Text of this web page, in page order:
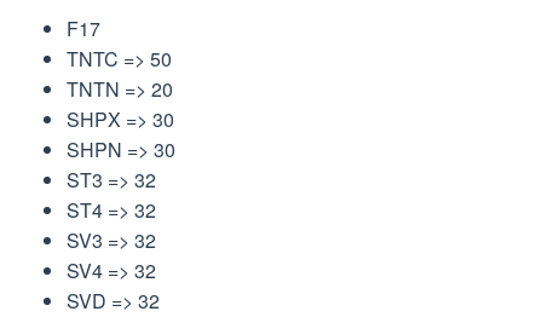
F17
TNTC => 50
TNTN => 20
SHPX => 30
SHPN => 30
ST3 => 32
ST4 => 32
SV3 => 32
SV4 => 32
SVD => 32